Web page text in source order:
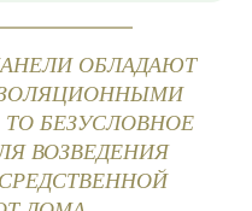
ОБЛАДАЮТ
БЕЗУСЛОВНОЕ
ВОЗВЕДЕНИЯ